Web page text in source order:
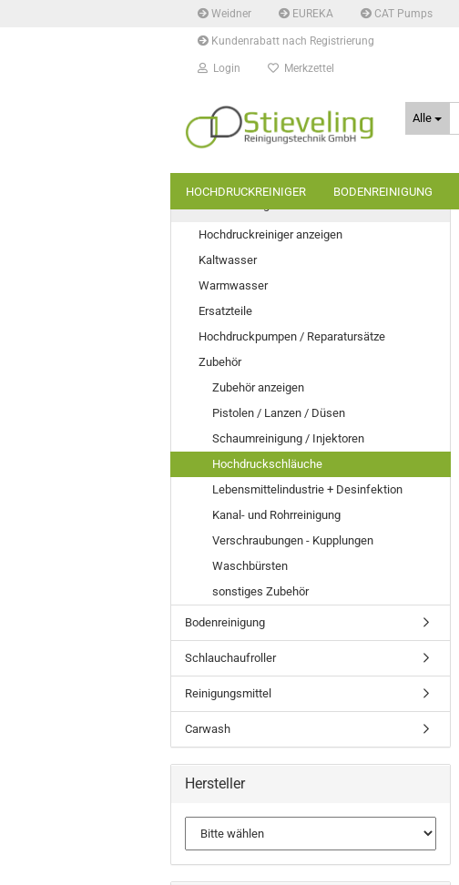
Weidner EUREKA CAT Pumps
Kundenrabatt nach Registrierung
Login Merkzettel
Alle
HOCHDRUCKREINIGER BODENREINIGUNG
Hochdruckreiniger anzeigen
Kaltwasser
Warmwasser
Ersatzteile
Hochdruckpumpen / Reparatursätze
Zubehör
Zubehör anzeigen
Pistolen / Lanzen / Düsen
Schaumreinigung / Injektoren
Hochdruckschläuche
Lebensmittelindustrie + Desinfektion
Kanal- und Rohrreinigung
Verschraubungen - Kupplungen
Waschbürsten
sonstiges Zubehör
Bodenreinigung
Schlauchaufroller
Reinigungsmittel
Carwash
Hersteller